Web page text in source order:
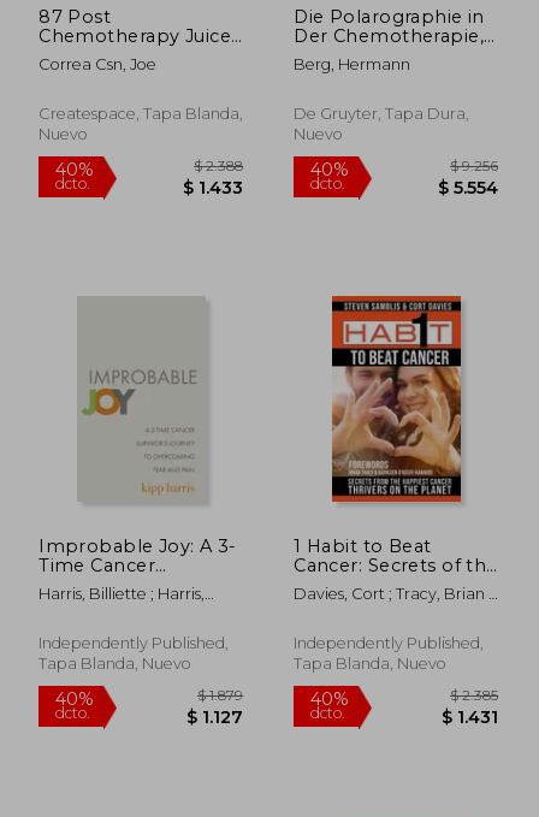
40%
dcto.
$ 1.406 40%
dcto.
87 Post
Chemotherapy Juice
and Meal Recipes:
Get Stronger and
with These Nutrient
Rich Ingredients (en
Correa Csn, Joe
Createspace, Tapa Blanda,
Nuevo
Die Polarographie in
Der Chemotherapie,
Biochemie Und
Biologie: I. Jenaer
September 1962.
Vorträge,
Zusammenfas (en
Alemán)
Berg, Hermann
De Gruyter, Tapa Dura,
Nuevo
Improbable Joy: A 3-
Time Cancer
Survivor's Journey to
Overcoming Fear and
Harris, Billiette ; Harris,
Independently Published,
Tapa Blanda, Nuevo
1 Habit to Beat
Cancer: Secrets of the
Happiest Cancer
Thrivers on the
Davies, Cort ; Tracy, Brian ;
Independently Published,
Tapa Blanda, Nuevo